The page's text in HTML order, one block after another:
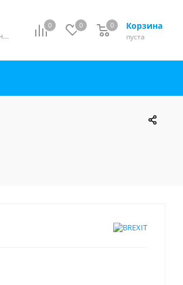
0 0 Корзина
0
пуста
0
Мой кабинет